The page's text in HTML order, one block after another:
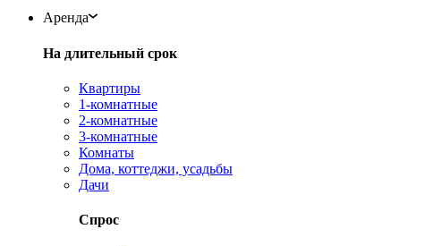
Аренда
На длительный срок
Квартиры
1-комнатные
2-комнатные
3-комнатные
Комнаты
Дома, коттеджи, усадьбы
Дачи
Спрос